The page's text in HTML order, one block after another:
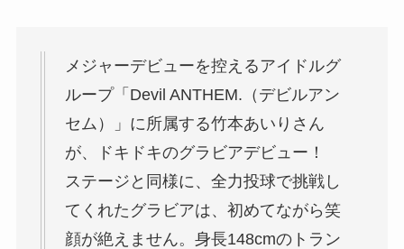
メジャーデビューを控えるアイドルグ
ループ「Devil ANTHEM.（デビルアン
セム）」に所属する竹本あいりさん
が、ドキドキのグラビアデビュー！
ステージと同様に、全力投球で挑戦し
てくれたグラビアは、初めてながら笑
顔が絶えません。身長148cmのトラン